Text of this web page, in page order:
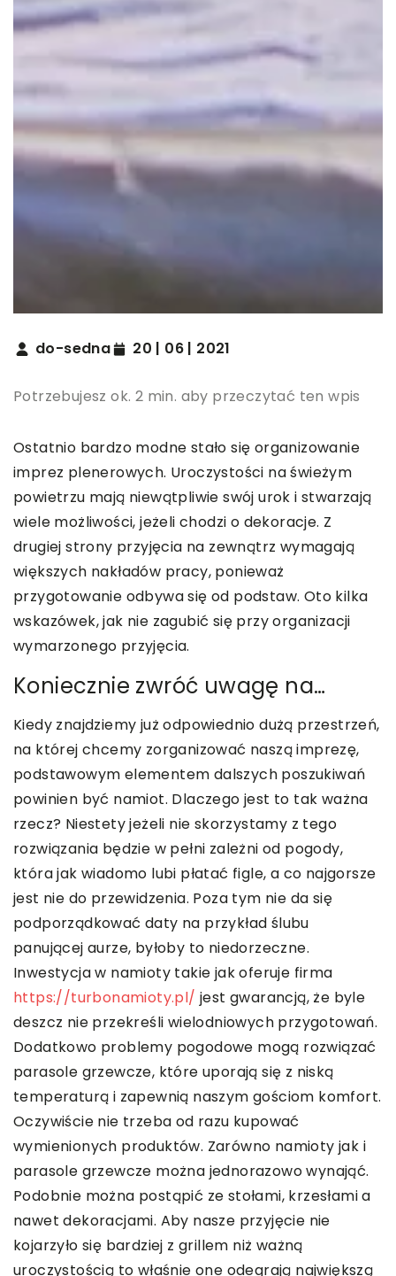
do-sedna 20 | 06 | 2021
Potrzebujesz ok. 2 min. aby przeczytać ten wpis
Ostatnio bardzo modne stało się organizowanie
imprez plenerowych. Uroczystości na świeżym
powietrzu mają niewątpliwie swój urok i stwarzają
wiele możliwości, jeżeli chodzi o dekoracje. Z
drugiej strony przyjęcia na zewnątrz wymagają
większych nakładów pracy, ponieważ
przygotowanie odbywa się od podstaw. Oto kilka
wskazówek, jak nie zagubić się przy organizacji
wymarzonego przyjęcia.
Koniecznie zwróć uwagę na…
Kiedy znajdziemy już odpowiednio dużą przestrzeń,
na której chcemy zorganizować naszą imprezę,
podstawowym elementem dalszych poszukiwań
powinien być namiot. Dlaczego jest to tak ważna
rzecz? Niestety jeżeli nie skorzystamy z tego
rozwiązania będzie w pełni zależni od pogody,
która jak wiadomo lubi płatać figle, a co najgorsze
jest nie do przewidzenia. Poza tym nie da się
podporządkować daty na przykład ślubu
panującej aurze, byłoby to niedorzeczne.
Inwestycja w namioty takie jak oferuje firma
https://turbonamioty.pl/ jest gwarancją, że byle
deszcz nie przekreśli wielodniowych przygotowań.
Dodatkowo problemy pogodowe mogą rozwiązać
parasole grzewcze, które uporają się z niską
temperaturą i zapewnią naszym gościom komfort.
Oczywiście nie trzeba od razu kupować
wymienionych produktów. Zarówno namioty jak i
parasole grzewcze można jednorazowo wynająć.
Podobnie można postąpić ze stołami, krzesłami a
nawet dekoracjami. Aby nasze przyjęcie nie
kojarzyło się bardziej z grillem niż ważną
uroczystością to właśnie one odegrają największą